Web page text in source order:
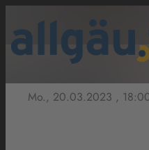
Mo., 20.03.2023 ,